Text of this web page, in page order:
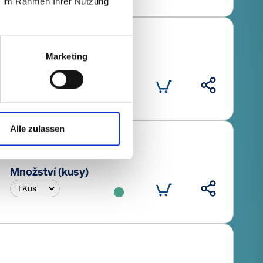
Marketing
Alle zulassen
Množství (kusy)
Množství (kusy)